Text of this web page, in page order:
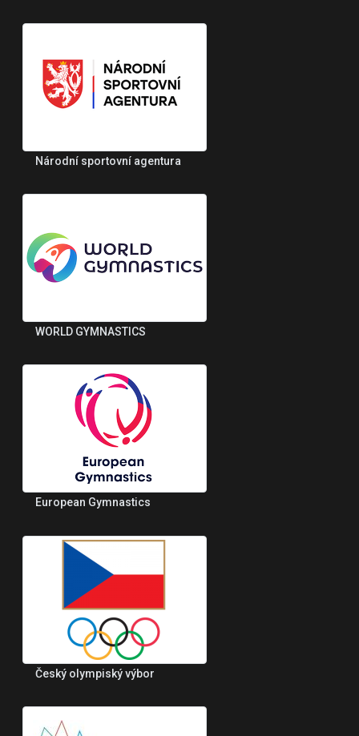
Národní sportovní agentura
WORLD GYMNASTICS
European Gymnastics
Český olympiský výbor